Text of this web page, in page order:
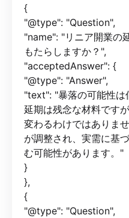
{
"@type": "Question",
"name": "リニア開業の
もたらしますか？",
"acceptedAnswer": {
"@type": "Answer",
"text": "暴落の可能性は
延期は残念な材料です
変わるわけではありま
が調整され、実需に基
む可能性があります。"
}
},
{
"@type": "Question",